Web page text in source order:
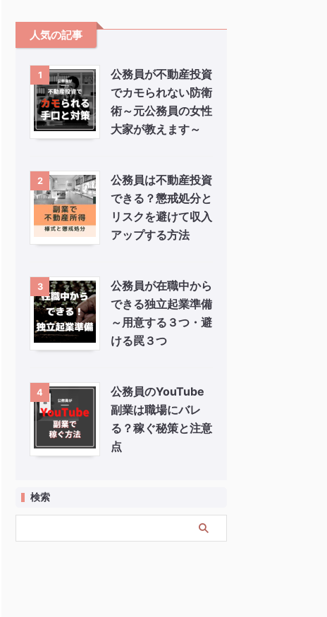
人気の記事
1
公務員が不動産投資
でカモられない防衛
術～元公務員の女性
大家が教えます～
2
公務員は不動産投資
できる？懲戒処分と
リスクを避けて収入
アップする方法
3
公務員が在職中から
できる独立起業準備
～用意する３つ・避
ける罠３つ
4
公務員のYouTube
副業は職場にバレ
る？稼ぐ秘策と注意
点
検索